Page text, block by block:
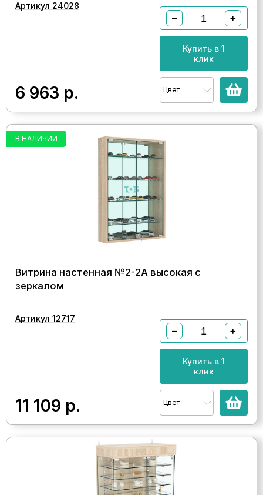
Артикул 24028
6 963 р.
− +
Купить в 1
клик
Цвет
В НАЛИЧИИ
Витрина настенная №2-2А высокая с
зеркалом
Артикул 12717
11 109 р.
− +
Купить в 1
клик
Цвет